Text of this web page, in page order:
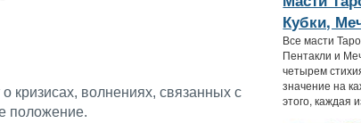
кризисах, волнениях, связанных с
положение.
Кубки,
Все масти
Пентакли и
четырем
значение на
этого, каждая